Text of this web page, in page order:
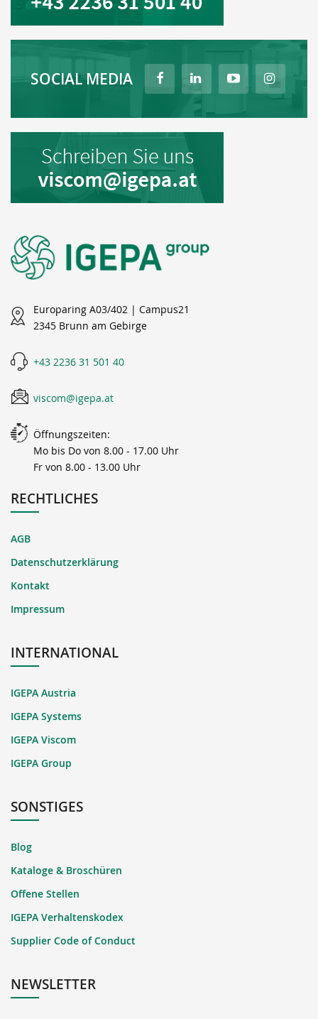
SOCIAL MEDIA
Europaring A03/402 | Campus21
2345 Brunn am Gebirge
+43 2236 31 501 40
viscom@igepa.at
Öffnungszeiten:
Mo bis Do von 8.00 - 17.00 Uhr
Fr von 8.00 - 13.00 Uhr
RECHTLICHES
AGB
Datenschutzerklärung
Kontakt
Impressum
INTERNATIONAL
IGEPA Austria
IGEPA Systems
IGEPA Viscom
IGEPA Group
SONSTIGES
Blog
Kataloge & Broschüren
Offene Stellen
IGEPA Verhaltenskodex
Supplier Code of Conduct
NEWSLETTER